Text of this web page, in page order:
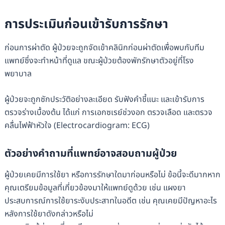
การประเมินก่อนเข้ารับการรักษา
ก่อนการผ่าตัด ผู้ป่วยจะถูกจัดเข้าคลินิกก่อนผ่าตัดเพื่อพบกับทีม
แพทย์ซึ่งจะทำหน้าที่ดูแล ขณะผู้ป่วยต้องพักรักษาตัวอยู่ที่โรง
พยาบาล
ผู้ป่วยจะถูกซักประวัติอย่างละเอียด รับฟังคำชี้แนะ และเข้ารับการ
ตรวจร่างเบื้องต้น ได้แก่ การเอกซเรย์ช่วงอก ตรวจเลือด และตรวจ
คลื่นไฟฟ้าหัวใจ (Electrocardiogram: ECG)
ตัวอย่างคำถามที่แพทย์อาจสอบถามผู้ป่วย
ผู้ป่วยเคยมีการใช้ยา หรือการรักษาใดมาก่อนหรือไม่ ข้อนี้จะดีมากหาก
คุณเตรียมข้อมูลที่เกี่ยวข้องมาให้แพทย์ดูด้วย เช่น แผงยา
ประสบการณ์การใช้ยาระงับประสาทในอดีต เช่น คุณเคยมีปัญหาอะไร
หลังการใช้ยาดังกล่าวหรือไม่